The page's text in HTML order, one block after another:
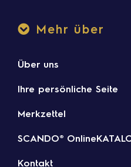
Mehr über
Über uns
Ihre persönliche Seite
Merkzettel
SCANDO®
Kontakt